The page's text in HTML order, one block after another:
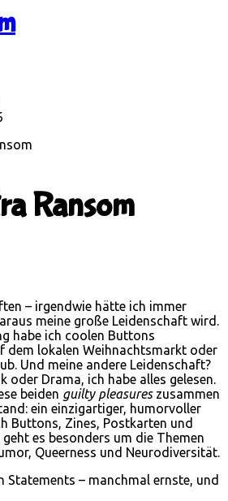
Ransom
– irgendwie hätte ich immer
meine große Leidenschaft wird.
habe ich coolen Buttons
dem lokalen Weihnachtsmarkt oder
Und meine andere Leidenschaft?
oder Drama, ich habe alles gelesen.
beiden guilty pleasureszusammen
ein einzigartiger, humorvoller
Buttons, Zines, Postkarten und
es besonders um die Themen
Queerness und Neurodiversität.
Statements – manchmal ernste, und